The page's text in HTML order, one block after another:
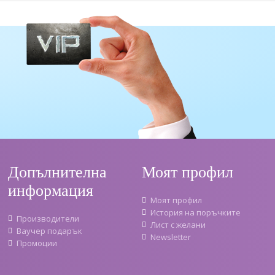
Допълнителна
информация
Производители
Ваучер подарък
Промоции
Моят профил
Моят профил
История на поръчките
Лист с желани
Newsletter